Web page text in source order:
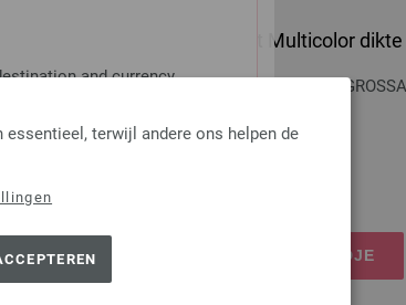
and currency.
America
terwijl andere ons helpen de
Designer Hout Multicolor
designer hout Multicolor LANA
€
IN MIJN WINKELMANDJE